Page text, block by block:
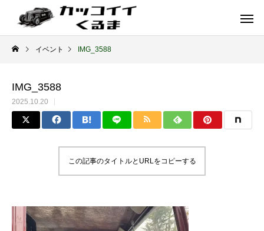
イベント IMG_3588
IMG_3588
2025.10.20
この記事のタイトルとURLをコピーする